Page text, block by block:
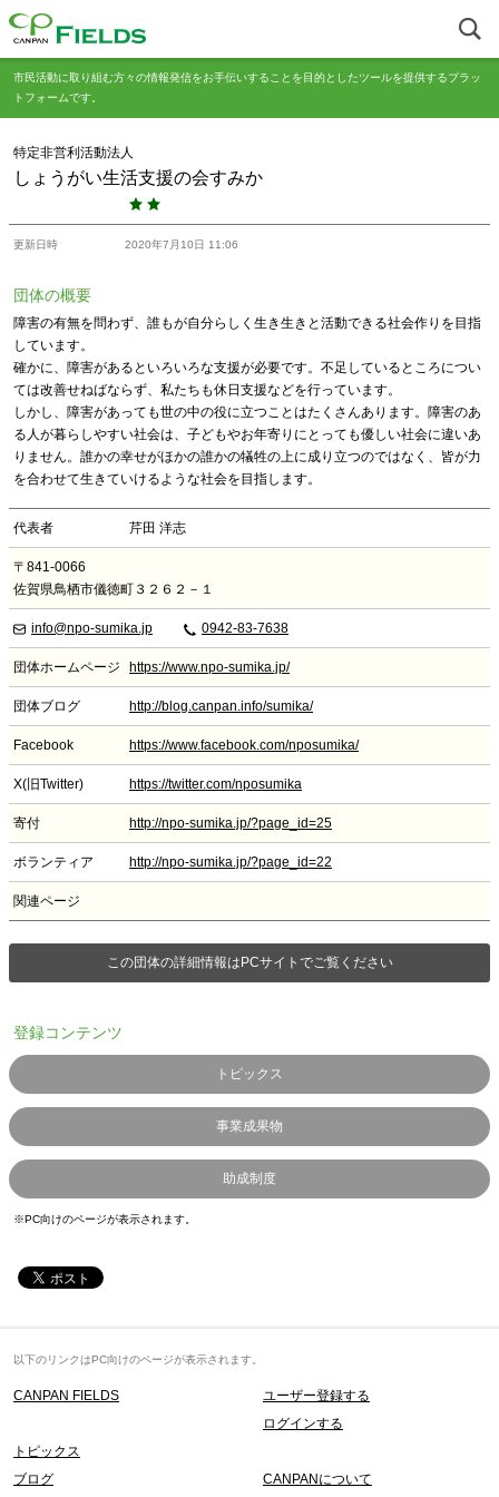
市民活動に取り組む方々の情報発信をお手伝いすることを目的としたツールを提供するプラッ
トフォームです。
特定非営利活動法人
しょうがい生活支援の会すみか
更新日時 2020年7月10日 11:06
団体の概要
障害の有無を問わず、誰もが自分らしく生き生きと活動できる社会作りを目指
しています。
確かに、障害があるといろいろな支援が必要です。不足しているところについ
ては改善せねばならず、私たちも休日支援などを行っています。
しかし、障害があっても世の中の役に立つことはたくさんあります。障害のあ
る人が暮らしやすい社会は、子どもやお年寄りにとっても優しい社会に違いあ
りません。誰かの幸せがほかの誰かの犠牲の上に成り立つのではなく、皆が力
を合わせて生きていけるような社会を目指します。
代表者 芹田 洋志
〒841-0066
佐賀県鳥栖市儀徳町３２６２－１
info@npo-sumika.jp 0942-83-7638
団体ホームページ https://www.npo-sumika.jp/
団体ブログ http://blog.canpan.info/sumika/
Facebook https://www.facebook.com/nposumika/
X(旧Twitter) https://twitter.com/nposumika
寄付 http://npo-sumika.jp/?page_id=25
ボランティア http://npo-sumika.jp/?page_id=22
関連ページ
この団体の詳細情報はPCサイトでご覧ください
登録コンテンツ
トピックス
事業成果物
助成制度
※PC向けのページが表示されます。
以下のリンクはPC向けのページが表示されます。
CANPAN FIELDS
ユーザー登録する
ログインする
トピックス
ブログ
CANPANについて